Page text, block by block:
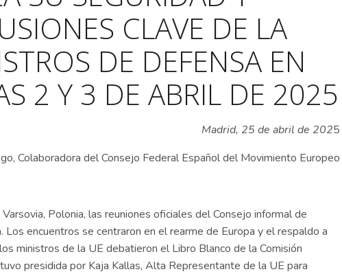
CLAVE DE LA
DE DEFENSA EN
2 Y 3 DE ABRIL DE 2025
Madrid, 25 de abril de 2025
Colaboradora del Consejo Federal Español del Movimiento Europeo
Polonia, las reuniones oficiales del Consejo informal de
encuentros se centraron en el rearme de Europa y el respaldo a
ministros de la UE debatieron el Libro Blanco de la Comisión
presidida por Kaja Kallas, Alta Representante de la UE para